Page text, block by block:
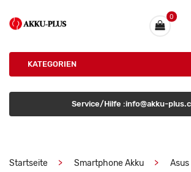
0
KATEGORIEN
Service/Hilfe :info@akku-
Startseite Smartphone Akku
Asus